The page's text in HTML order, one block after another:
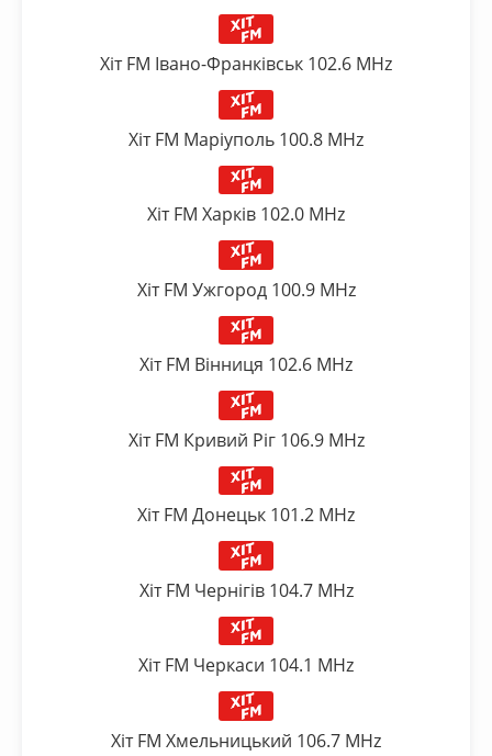
Хіт FM Івано-Франківськ 102.6 MHz
Хіт FM Маріуполь 100.8 MHz
Хіт FM Харків 102.0 MHz
Хіт FM Ужгород 100.9 MHz
Хіт FM Вінниця 102.6 MHz
Хіт FM Кривий Ріг 106.9 MHz
Хіт FM Донецьк 101.2 MHz
Хіт FM Чернігів 104.7 MHz
Хіт FM Черкаси 104.1 MHz
Хіт FM Хмельницький 106.7 MHz